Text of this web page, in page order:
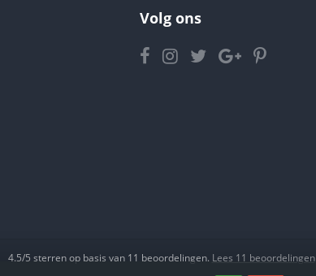
Volg ons
4.5/5 sterren op basis van 11 beoordelingen. Lees 11 beoordelingen